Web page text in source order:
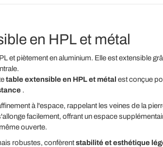
en HPL et métal
et piètement en aluminium. Elle est extensible
table extensible en HPL et métal est conçue
.
à l'espace, rappelant les veines de la
facilement, offrant un espace
ouverte.
robustes, confèrentstabilité et esthétique